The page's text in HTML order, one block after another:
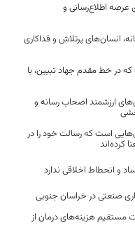
اطلاع‌رسانی و
انسان‌های پرتلاش و فداکاری
در خط مقدم جهاد تبیین، با
ارزشمند اصحاب رسانه و
است که رسالت خود را در
و انحطاط اخلاقی ندارد
صنعتی در خراسان جنوبی
مستقیم هزینه‌های درمان از